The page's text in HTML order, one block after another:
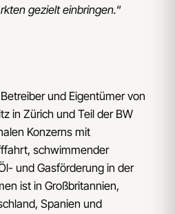
gezielt einbringen.“
und Eigentümer von
in Zürich und Teil der BW
Konzerns mit
schwimmender
und Gasförderung in der
ist in Großbritannien,
Spanien und